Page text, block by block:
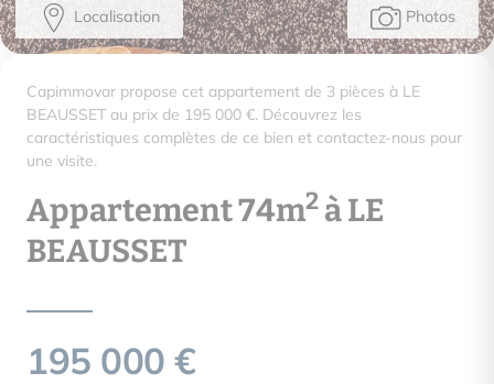
Photos
Localisation
Capimmovar propose cet appartement de 3 pièces à LE
BEAUSSET au prix de 195 000 €. Découvrez les
caractéristiques complètes de ce bien et contactez-nous pour
une visite.
Appartement 74m2 à LE
BEAUSSET
195 000 €